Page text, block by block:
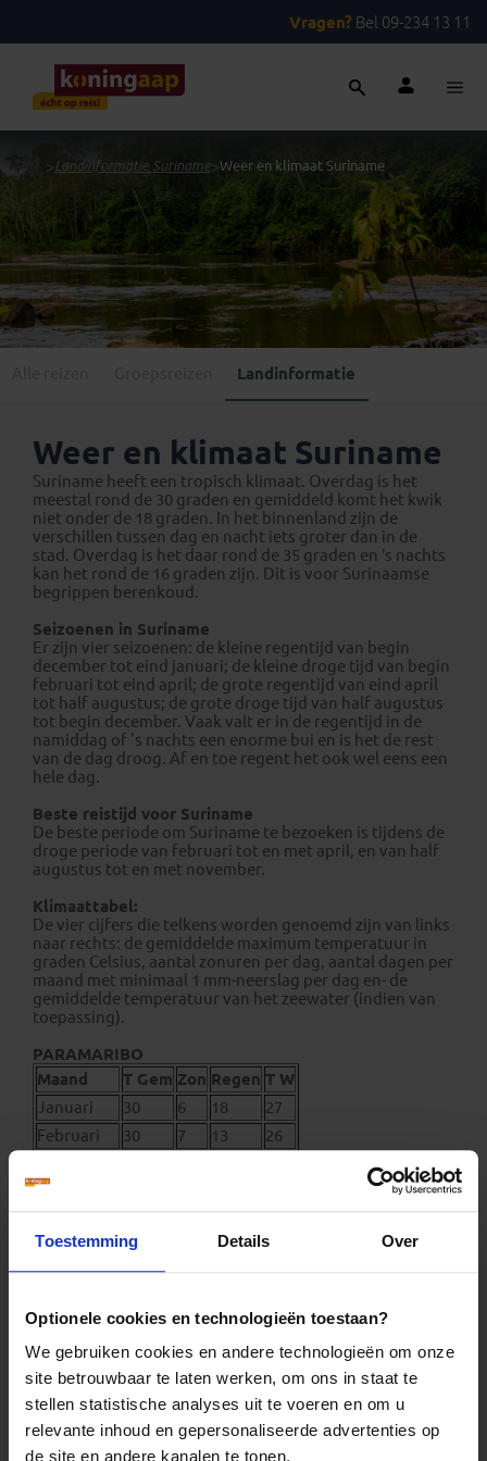
Toestemming Details Over
Optionele cookies en technologieën toestaan?
We gebruiken cookies en andere technologieën om onze
site betrouwbaar te laten werken, om ons in staat te
stellen statistische analyses uit te voeren en om u
relevante inhoud en gepersonaliseerde advertenties op
de site en andere kanalen te tonen.
Vragen? Bel 09-234 13 11
> Landinformatie Suriname>Weer en klimaat Suriname
Landinformatie
Weer en klimaat Suriname
Suriname heeft een tropisch klimaat. Overdag is het
meestal rond de 30 graden en gemiddeld komt het kwik
niet onder de 18 graden. In het binnenland zijn de
verschillen tussen dag en nacht iets groter dan in de
stad. Overdag is het daar rond de 35 graden en ’s nachts
kan het rond de 16 graden zijn. Dit is voor Surinaamse
begrippen berenkoud.
Seizoenen in Suriname
Er zijn vier seizoenen: de kleine regentijd van begin
december tot eind januari; de kleine droge tijd van begin
februari tot eind april; de grote regentijd van eind april
tot half augustus; de grote droge tijd van half augustus
tot begin december. Vaak valt er in de regentijd in de
namiddag of 's nachts een enorme bui en is het de rest
van de dag droog. Af en toe regent het ook wel eens een
hele dag.
Beste reistijd voor Suriname
De beste periode om Suriname te bezoeken is tijdens de
droge periode van februari tot en met april, en van half
augustus tot en met november.
Klimaattabel:
De vier cijfers die telkens worden genoemd zijn van links
naar rechts: de gemiddelde maximum temperatuur in
graden Celsius, aantal zonuren per dag, aantal dagen per
maand met minimaal 1 mm-neerslag per dag en- de
gemiddelde temperatuur van het zeewater (indien van
toepassing).
PARAMARIBO
Maand
T Gem Zon Regen T W
Januari
30 6 18
27
Februari
30 7 13
26
Juni
32 24
27
Juli
32
September
28
Oktober
31 9 9
28
November 31 8 12
27